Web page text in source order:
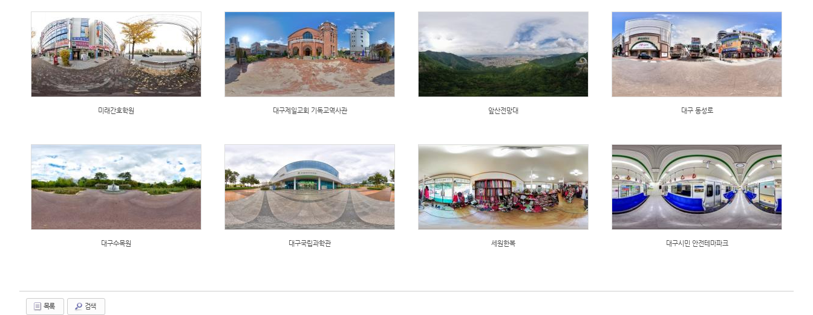
미래간호학원 대구제일교회 기독교역사관 앞산전망대 대구 동성로
대구수목원 대구국립과학관 세원한복 대구시민 안전테마파크
목록 검색